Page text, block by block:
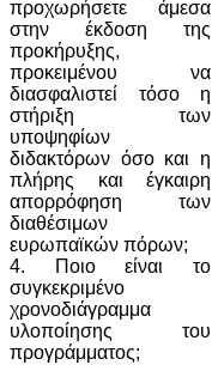
προχωρήσετε άμεσα
στην έκδοση της
προκήρυξης,
προκειμένου να
διασφαλιστεί τόσο η
στήριξη των
υποψηφίων
διδακτόρων όσο και η
πλήρης και έγκαιρη
απορρόφηση των
διαθέσιμων
ευρωπαϊκών πόρων;
4. Ποιο είναι το
συγκεκριμένο
χρονοδιάγραμμα
υλοποίησης του
προγράμματος;